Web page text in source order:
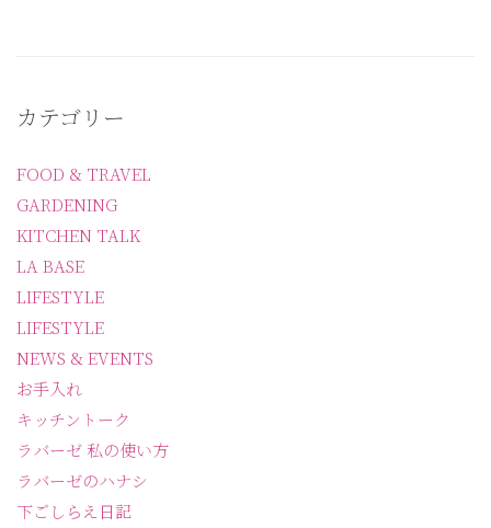
カテゴリー
FOOD & TRAVEL
GARDENING
KITCHEN TALK
LA BASE
LIFESTYLE
LIFESTYLE
NEWS & EVENTS
お手入れ
キッチントーク
ラバーゼ 私の使い方
ラバーゼのハナシ
下ごしらえ日記